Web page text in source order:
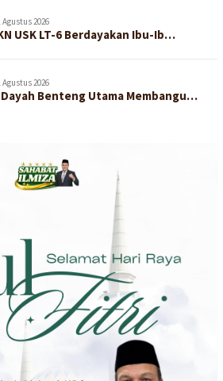
Agustus 2026
USK LT-6 Berdayakan Ibu-Ib…
Agustus 2026
Dayah Benteng Utama Membangu…